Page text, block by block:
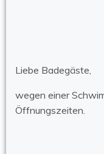
Liebe Badegäste,
wegen einer
Öffnungszeiten.